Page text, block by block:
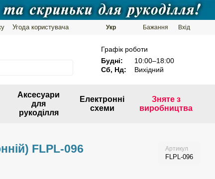
Угода користувача
Укр Бажання Вхід
Графік роботи
Будні:
10:00–18:00
Сб, Нд:
Вихідний
Аксесуари
для
рукоділля
Електронні
схеми
Зняте з
виробництва
FLPL-096 Артикул
FLPL-096